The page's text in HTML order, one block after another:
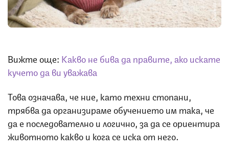
Вижте още: Какво не бива да правите, ако искате
кучето да ви уважава
Това означава, че ние, като техни стопани,
трябва да организираме обучението им така, че
да е последователно и логично, за да се ориентира
животното какво и кога се иска от него.